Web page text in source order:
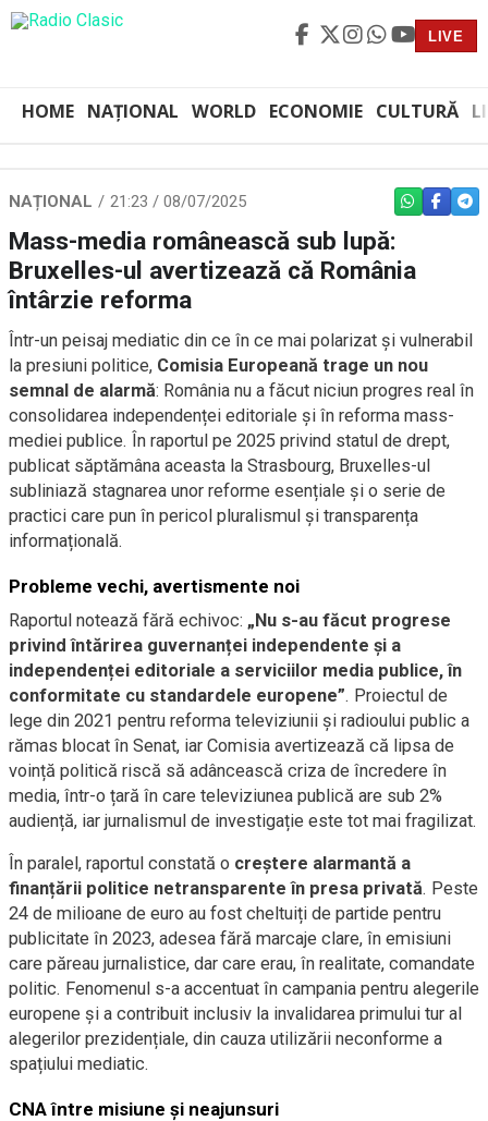
LIVE
HOME NAȚIONAL WORLD ECONOMIE CULTURĂ
NAȚIONAL 21:23 / 08/07/2025 WHATSAPP
Mass-media românească sub lupă:
Bruxelles-ul avertizează că România
întârzie reforma
Într-un peisaj mediatic din ce în ce mai polarizat și vulnerabil
la presiuni politice, Comisia Europeană trage un nou
semnal de alarmă: România nu a făcut niciun progres real în
consolidarea independenței editoriale și în reforma mass-
mediei publice. În raportul pe 2025 privind statul de drept,
publicat săptămâna aceasta la Strasbourg, Bruxelles-ul
subliniază stagnarea unor reforme esențiale și o serie de
practici care pun în pericol pluralismul și transparența
informațională.
Probleme vechi, avertismente noi
Raportul notează fără echivoc: „Nu s-au făcut progrese
privind întărirea guvernanței independente și a
independenței editoriale a serviciilor media publice, în
conformitate cu standardele europene”. Proiectul de
lege din 2021 pentru reforma televiziunii și radioului public a
rămas blocat în Senat, iar Comisia avertizează că lipsa de
voință politică riscă să adâncească criza de încredere în
media, într-o țară în care televiziunea publică are sub 2%
audiență, iar jurnalismul de investigație este tot mai fragilizat.
În paralel, raportul constată o creștere alarmantă a
finanțării politice netransparente în presa privată. Peste
24 de milioane de euro au fost cheltuiți de partide pentru
publicitate în 2023, adesea fără marcaje clare, în emisiuni
care păreau jurnalistice, dar care erau, în realitate, comandate
politic. Fenomenul s-a accentuat în campania pentru alegerile
europene și a contribuit inclusiv la invalidarea primului tur al
alegerilor prezidențiale, din cauza utilizării neconforme a
spațiului mediatic.
CNA între misiune și neajunsuri